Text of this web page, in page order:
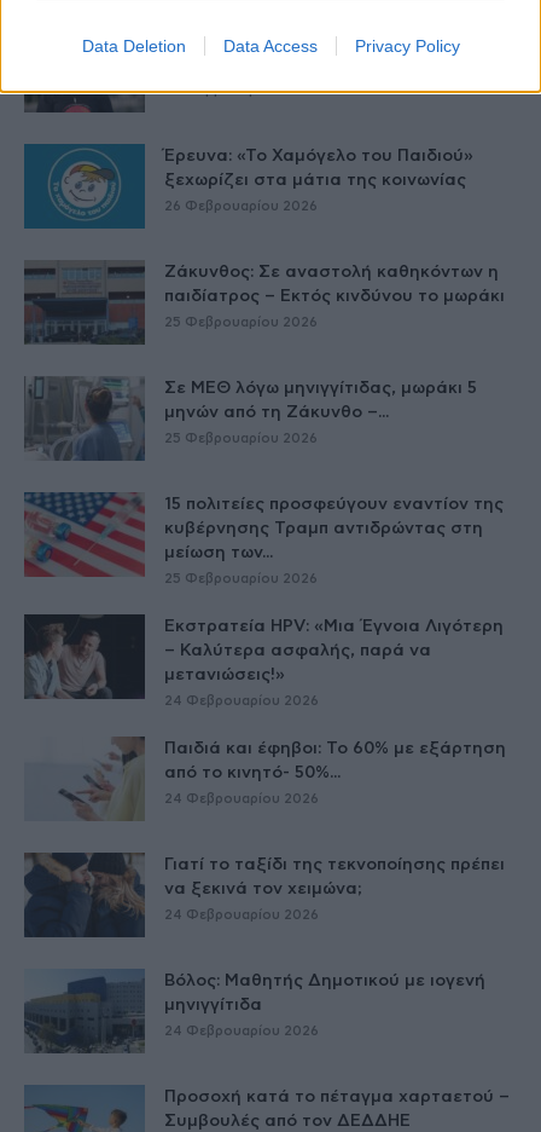
Data Deletion Data Access Privacy Policy
Όταν οι έφηβοι καπνίζουν – Η
26 Φεβρουαρίου 2026
Έρευνα: «Το Χαμόγελο του Παιδιού»
ξεχωρίζει στα μάτια της κοινωνίας
26 Φεβρουαρίου 2026
Ζάκυνθος: Σε αναστολή καθηκόντων η
παιδίατρος – Εκτός κινδύνου το μωράκι
25 Φεβρουαρίου 2026
Σε ΜΕΘ λόγω μηνιγγίτιδας, μωράκι 5
μηνών από τη Ζάκυνθο –...
25 Φεβρουαρίου 2026
15 πολιτείες προσφεύγουν εναντίον της
κυβέρνησης Τραμπ αντιδρώντας στη
μείωση των...
25 Φεβρουαρίου 2026
Εκστρατεία HPV: «Μια Έγνοια Λιγότερη
– Καλύτερα ασφαλής, παρά να
μετανιώσεις!»
24 Φεβρουαρίου 2026
Παιδιά και έφηβοι: Το 60% με εξάρτηση
από το κινητό- 50%...
24 Φεβρουαρίου 2026
Γιατί το ταξίδι της τεκνοποίησης πρέπει
να ξεκινά τον χειμώνα;
24 Φεβρουαρίου 2026
Βόλος: Μαθητής Δημοτικού με ιογενή
μηνιγγίτιδα
24 Φεβρουαρίου 2026
Προσοχή κατά το πέταγμα χαρταετού –
Συμβουλές από τον ΔΕΔΔΗΕ